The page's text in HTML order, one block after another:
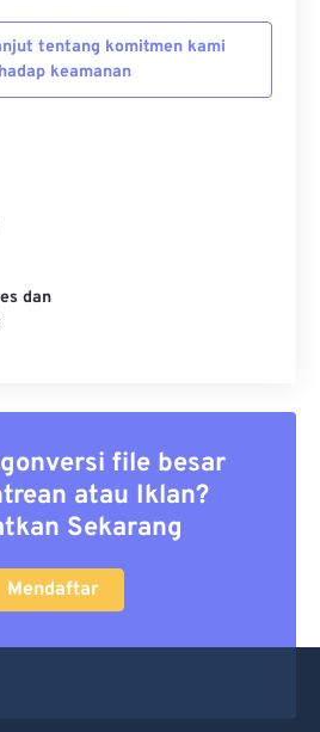
tentang komitmen kami
keamanan
dan
file besar
atau Iklan?
Sekarang
Mendaftar